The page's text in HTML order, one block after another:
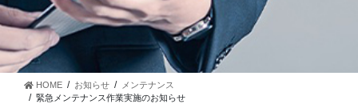
HOME お知らせ
メンテナンス
緊急メンテナンス作業実施のお知らせ